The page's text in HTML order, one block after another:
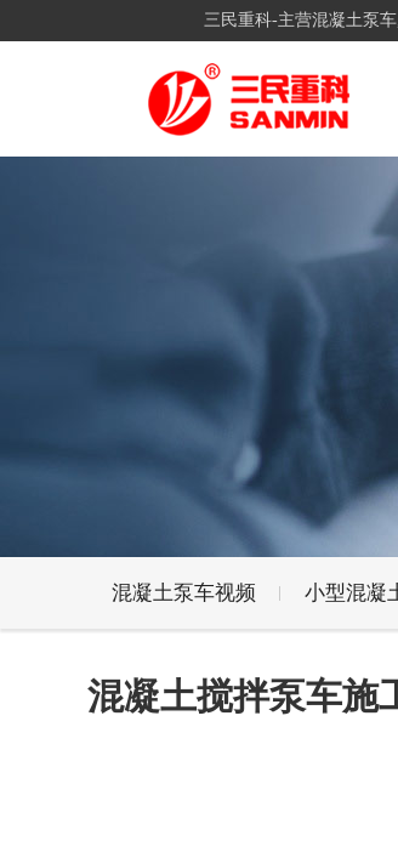
三民重科-主营混凝土泵
混凝土泵车视频 小型混凝
混凝土搅拌泵车施